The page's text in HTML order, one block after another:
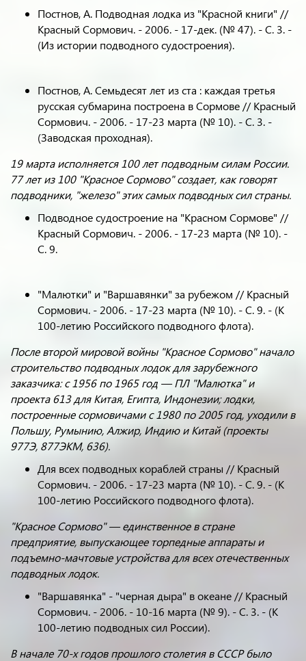
Постнов, А. Подводная лодка из "Красной книги" //
Красный Сормович. - 2006. - 17-дек. (№ 47). - С. 3. -
(Из истории подводного судостроения).
Постнов, А. Семьдесят лет из ста : каждая третья
русская субмарина построена в Сормове // Красный
Сормович. - 2006. - 17-23 марта (№ 10). - С. 3. -
(Заводская проходная).
19 марта исполняется 100 лет подводным силам России.
77 лет из 100 "Красное Сормово" создает, как говорят
подводники, "железо" этих самых подводных сил страны.
Подводное судостроение на "Красном Сормове" //
Красный Сормович. - 2006. - 17-23 марта (№ 10). -
С. 9.
"Малютки" и "Варшавянки" за рубежом // Красный
Сормович. - 2006. - 17-23 марта (№ 10). - С. 9. - (К
100-летию Российского подводного флота).
После второй мировой войны "Красное Сормово" начало
строительство подводных лодок для зарубежного
заказчика: с 1956 по 1965 год — ПЛ "Малютка" и
проекта 613 для Китая, Египта, Индонезии; лодки,
построенные сормовичами с 1980 по 2005 год, уходили в
Польшу, Румынию, Алжир, Индию и Китай (проекты
977Э, 877ЭКМ, 636).
Для всех подводных кораблей страны // Красный
Сормович. - 2006. - 17-23 марта (№ 10). - С. 9. - (К
100-летию Российского подводного флота).
"Красное Сормово" — единственное в стране
предприятие, выпускающее торпедные аппараты и
подъемно-мачтовые устройства для всех отечественных
подводных лодок.
"Варшавянка" - "черная дыра" в океане // Красный
Сормович. - 2006. - 10-16 марта (№ 9). - С. 3. - (К
100-летию подводных сил России).
В начале 70-х годов прошлого столетия в СССР было